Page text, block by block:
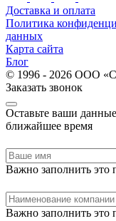
Доставка и оплата
Политика
данных
Карта сайта
Блог
© 1996 - 2026 ООО
Заказать звонок
Оставьте ваши
ближайшее время
Важно заполнить это
Важно заполнить это